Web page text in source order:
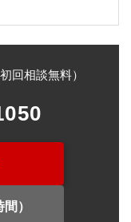
回相談無料）
）